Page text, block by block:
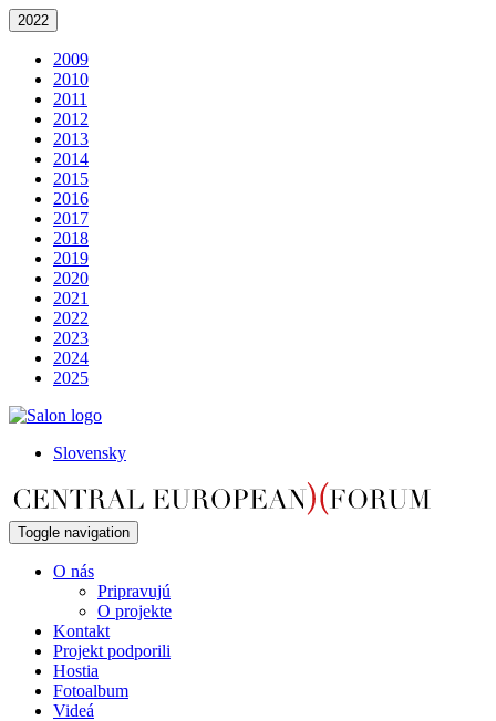
2022
2009
2010
2011
2012
2013
2014
2015
2016
2017
2018
2019
2020
2021
2022
2023
2024
2025
Slovensky
Toggle navigation
O nás
Pripravujú
O projekte
Kontakt
Projekt podporili
Hostia
Fotoalbum
Videá